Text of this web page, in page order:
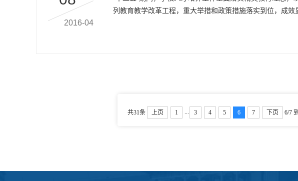
2016-04
列教育教学改革工程，重大举措和政策措施落实到位，成
共31条 上页 1 3 4 5 6 7 下页 6/7